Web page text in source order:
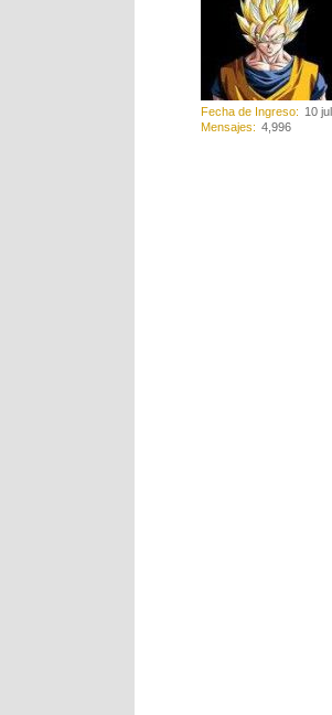
Fecha de Ingreso
10
Mensajes
4,996